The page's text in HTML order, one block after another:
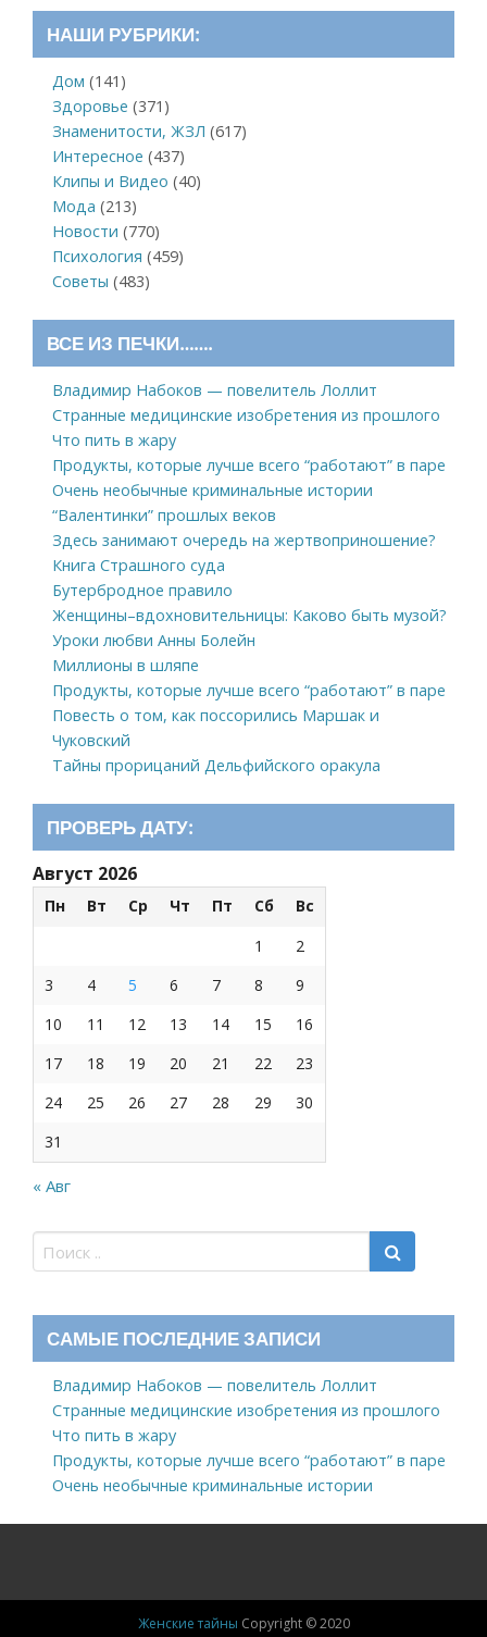
НАШИ РУБРИКИ:
Дом (141)
Здоровье (371)
Знаменитости, ЖЗЛ (617)
Интересное (437)
Клипы и Видео (40)
Мода (213)
Новости (770)
Психология (459)
Советы (483)
ВСЕ ИЗ ПЕЧКИ…….
Владимир Набоков — повелитель Лоллит
Странные медицинские изобретения из прошлого
Что пить в жару
Продукты, которые лучше всего “работают” в паре
Очень необычные криминальные истории
“Валентинки” прошлых веков
Здесь занимают очередь на жертвоприношение?
Книга Страшного суда
Бутербродное правило
Женщины–вдохновительницы: Каково быть музой?
Уроки любви Анны Болейн
Миллионы в шляпе
Продукты, которые лучше всего “работают” в паре
Повесть о том, как поссорились Маршак и
Чуковский
Тайны прорицаний Дельфийского оракула
ПРОВЕРЬ ДАТУ:
Август 2026
Пн Вт Ср Чт Пт Сб
Вс
1
2
3
4 5 6 7 8
9
10
11 12 13 14 15
16
17
18 19 20 21 22
23
24
25 26 27 28 29
30
31
« Авг
САМЫЕ ПОСЛЕДНИЕ ЗАПИСИ
Владимир Набоков — повелитель Лоллит
Странные медицинские изобретения из прошлого
Что пить в жару
Продукты, которые лучше всего “работают” в паре
Очень необычные криминальные истории
Женские тайны Copyright © 2020